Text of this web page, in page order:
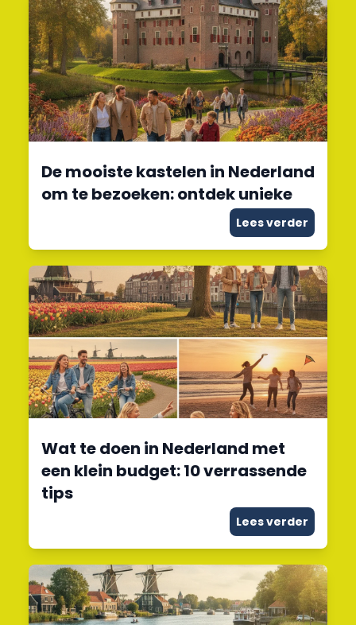
De mooiste kastelen in Nederland
om te bezoeken: ontdek unieke
Lees verder
Wat te doen in Nederland met
een klein budget: 10 verrassende
tips
Lees verder